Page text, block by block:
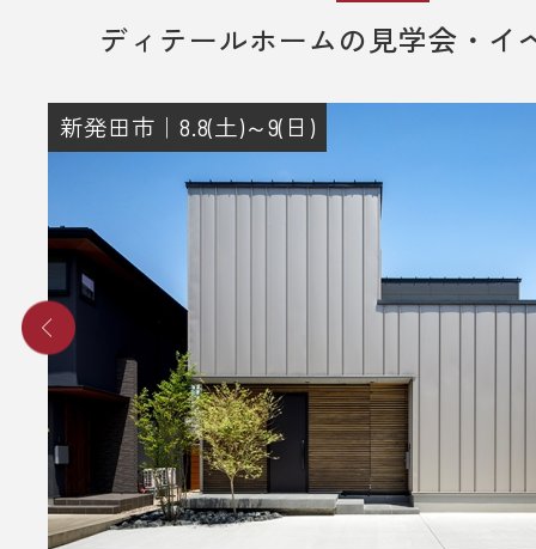
2. 当日ご来場いただきます。
その際に住所のご記入をお願いいた
4. 後日、弊社からプレゼントをメー
送りさせていただきます。
■ その他、プレゼントに関する注意
・初めてディテールホームグループ
いただく方のみ対象とさせていだき
・弊社での住宅建築やリフォームな
をご検討されているお客様のみ対象
いただきます。
・プレゼントは、1名様（1家族様）1
ディテールホームの見学会・イ
新発田市｜8.8(土)～9(日)